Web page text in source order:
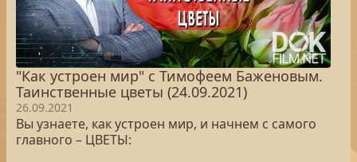
"Как устроен мир" с Тимофеем Баженовым.
Таинственные цветы (24.09.2021)
26.09.2021
Вы узнаете, как устроен мир, и начнем с самого
главного – ЦВЕТЫ: